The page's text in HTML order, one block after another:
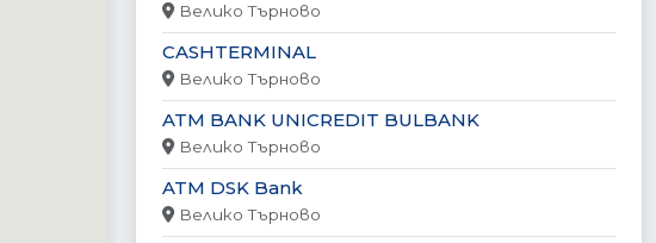
Велико Търново
CASHTERMINAL
Велико Търново
ATM BANK UNICREDIT BULBANK
Велико Търново
ATM DSK Bank
Велико Търново